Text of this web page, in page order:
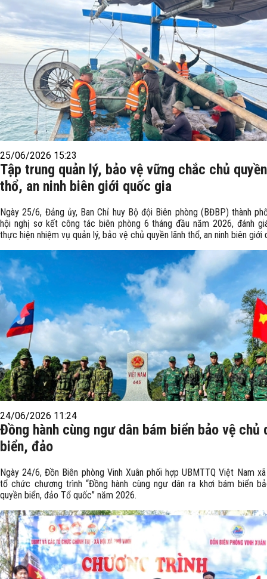
25/06/2026 15:23
Tập trung quản lý, bảo vệ vững chắc chủ
thổ, an ninh biên giới quốc gia
Ngày 25/6, Đảng ủy, Ban Chỉ huy Bộ đội Biên phòng (BĐBP) thành
hội nghị sơ kết công tác biên phòng 6 tháng đầu năm 2026, đánh
thực hiện nhiệm vụ quản lý, bảo vệ chủ quyền lãnh thổ, an ninh biên giới
24/06/2026 11:24
Đồng hành cùng ngư dân bám biển bảo vệ chủ
biển, đảo
Ngày 24/6, Đồn Biên phòng Vinh Xuân phối hợp UBMTTQ Việt Nam
tổ chức chương trình “Đồng hành cùng ngư dân ra khơi bám biển
quyền biển, đảo Tổ quốc” năm 2026.